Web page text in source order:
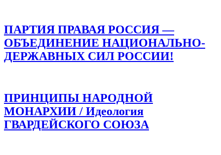
Ответить
Добавить комментарий
Комментарий*
ПАРТИЯ ПРАВАЯ РОССИЯ —
ОБЪЕДИНЕНИЕ НАЦИОНАЛЬНО-
ДЕРЖАВНЫХ СИЛ РОССИИ!
ПРИНЦИПЫ НАРОДНОЙ
МОНАРХИИ / Идеология
ГВАРДЕЙСКОГО СОЮЗА